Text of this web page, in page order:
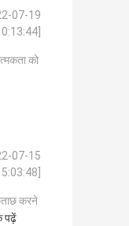
07-19
को
07-15
करने
पढ़ें